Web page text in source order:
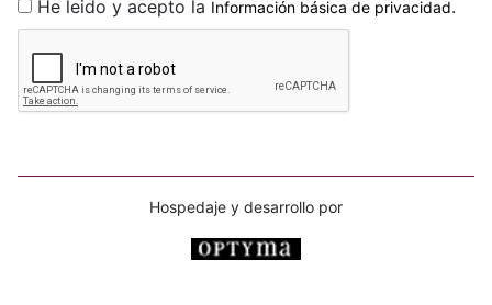
He leido y acepto la Información básica de privacidad.
Hospedaje y desarrollo por